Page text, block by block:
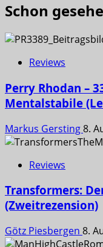
Schon
Reviews
Perry Rhodan –
Mentalstabile
Markus Gersting8.
Reviews
Transformers:
(Zweitrezension)
Götz Piesbergen 8.